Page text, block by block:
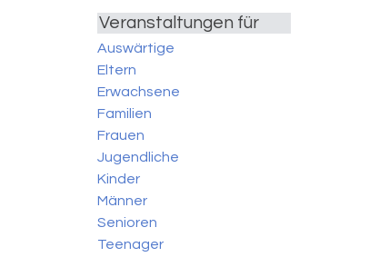
Veranstaltungen für
Auswärtige
Eltern
Erwachsene
Familien
Frauen
Jugendliche
Kinder
Männer
Senioren
Teenager